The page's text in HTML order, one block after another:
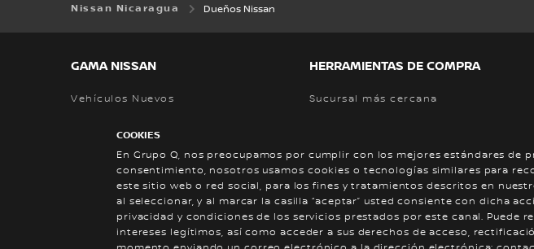
COOKIES
En Grupo Q, nos preocupamos por cumplir con los mejores estándares de
consentimiento, nosotros usamos cookies o tecnologías similares para
este sitio web o red social, para los fines y tratamientos descritos en
al seleccionar, y al marcar la casilla “aceptar” usted consiente con dicha
privacidad y condiciones de los servicios prestados por este canal.
intereses legítimos, así como acceder a sus derechos de acceso,
Nissan Nicaragua Dueños Nissan
GAMA NISSAN
Vehículos Nuevos
HERRAMIENTAS DE COMPRA
Sucursal más cercana
Cotizar
Calcular Cuota